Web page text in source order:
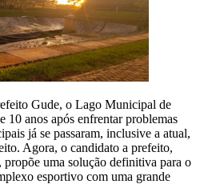
Gude, o Lago Municipal de
10 anos após enfrentar problemas
já se passaram, inclusive a atual,
Agora, o candidato a prefeito,
uma solução definitiva para o
esportivo com uma grande